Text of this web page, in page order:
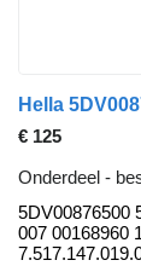
€ 125
Onderdeel -
5DV00876500
007 00168960